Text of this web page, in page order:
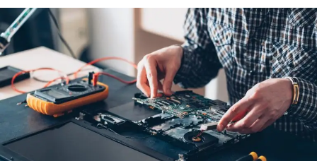
Computer
Reparatur
Service
101:
Die
7
wichtigsten
Dinge,